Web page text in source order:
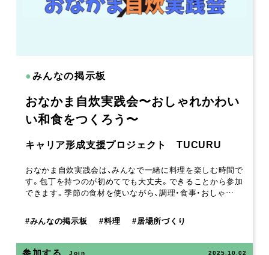
●みんなの掲示板
おなかま自炊実践会〜おしゃれかわい
い和食をつくろう〜
キャリア形成支援プロジェクト TUCURU
おなかま自炊実践会は、みんなで一緒に料理を楽しむ時間で
す。包丁を持つのが初めてでも大丈夫。できることから参加
できます。季節の食材を使いながら、調理・食事・おしゃ…
#みんなの掲示板 #料理 #居場所づくり
Join 2025.10.02